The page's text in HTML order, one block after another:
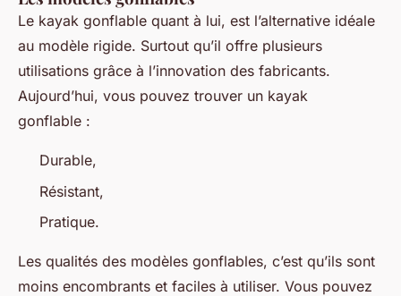
Le kayak gonflable quant à lui, est l’alternative idéale
au modèle rigide. Surtout qu’il offre plusieurs
utilisations grâce à l’innovation des fabricants.
Aujourd’hui, vous pouvez trouver un kayak
gonflable :
Durable,
Résistant,
Pratique.
Les qualités des modèles gonflables, c’est qu’ils sont
moins encombrants et faciles à utiliser. Vous pouvez